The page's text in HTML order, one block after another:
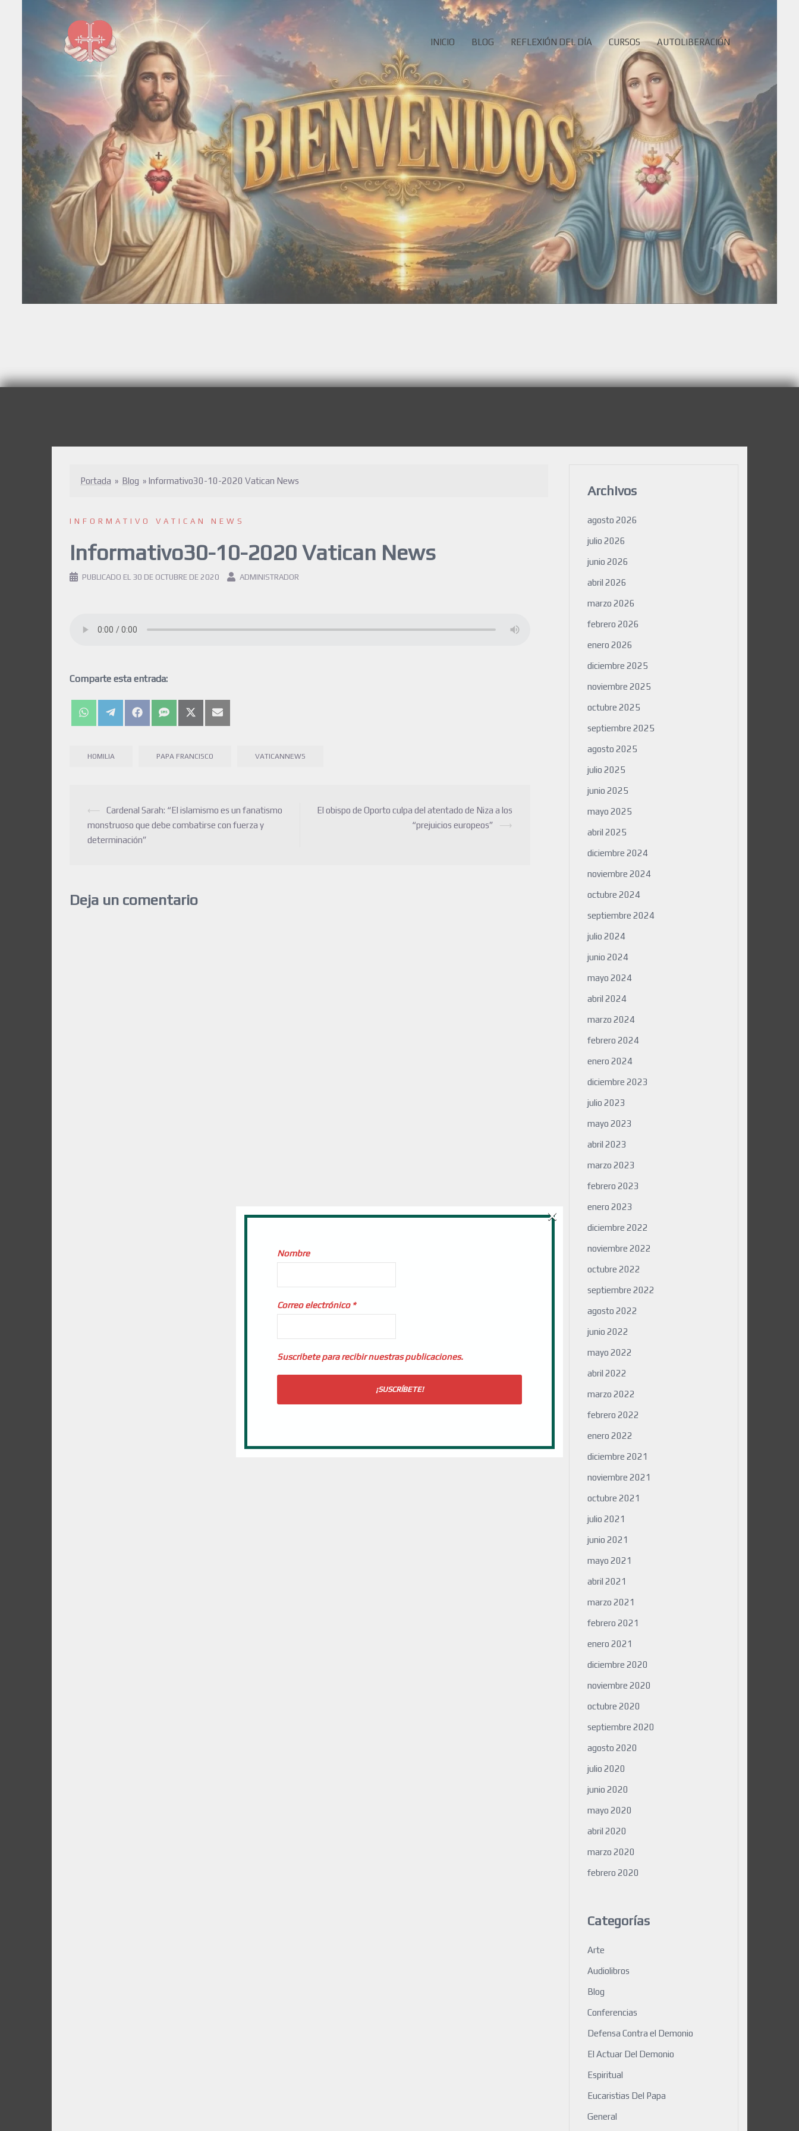
INICIO BLOG REFLEXIÓN DEL DÍA CURSOS AUTOLIBERACIÓN
Portada » Blog » Informativo30-10-2020 Vatican News
INFORMATIVO VATICAN NEWS
Informativo30-10-2020 Vatican News
PUBLICADO EL 30 DE OCTUBRE DE 2020 ADMINISTRADOR
Comparte esta entrada:
HOMILIA PAPA FRANCISCO VATICANNEWS
⟵
Cardenal Sarah: “El islamismo es un fanatismo
monstruoso que debe combatirse con fuerza y
determinación”
El obispo de Oporto culpa del atentado de Niza a los
“prejuicios europeos”
⟶
Deja un comentario
Archivos
agosto 2026
julio 2026
junio 2026
abril 2026
marzo 2026
febrero 2026
enero 2026
diciembre 2025
noviembre 2025
octubre 2025
septiembre 2025
agosto 2025
julio 2025
junio 2025
mayo 2025
abril 2025
diciembre 2024
noviembre 2024
octubre 2024
septiembre 2024
julio 2024
junio 2024
mayo 2024
abril 2024
marzo 2024
febrero 2024
enero 2024
diciembre 2023
julio 2023
mayo 2023
abril 2023
marzo 2023
febrero 2023
enero 2023
diciembre 2022
noviembre 2022
octubre 2022
septiembre 2022
agosto 2022
junio 2022
mayo 2022
abril 2022
marzo 2022
febrero 2022
enero 2022
diciembre 2021
noviembre 2021
octubre 2021
julio 2021
junio 2021
mayo 2021
abril 2021
marzo 2021
febrero 2021
enero 2021
diciembre 2020
noviembre 2020
octubre 2020
septiembre 2020
agosto 2020
julio 2020
junio 2020
mayo 2020
abril 2020
marzo 2020
febrero 2020
Categorías
Arte
Audiolibros
Blog
Conferencias
Defensa Contra el Demonio
El Actuar Del Demonio
Espiritual
Eucaristias Del Papa
General
Nombre
Correo electrónico *
Suscribete para recibir nuestras publicaciones.
×